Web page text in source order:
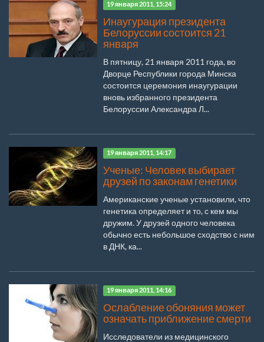
19 января 2011, 15:24
Инаугурация президента
Белоруссии состоится 21
января
В пятницу, 21 января 2011 года, во
Дворце Республики города Минска
состоится церемония инаугурации
вновь избранного президента
Белоруссии Александра Л...
19 января 2011, 14:17
Ученые: Человек выбирает
друзей по законам генетики
Американские ученые установили, что
генетика определяет и то, с кем мы
дружим. У друзей одного человека
обычно есть небольшое сходство с ним
в ДНК, ка...
19 января 2011, 14:16
Ослабление обоняния может
означать приближение смерти
Исследователи из медицинского